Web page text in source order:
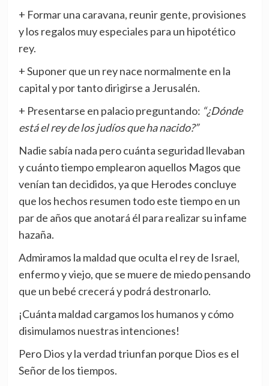
+ Formar una caravana, reunir gente, provisiones
y los regalos muy especiales para un hipotético
rey.
+ Suponer que un rey nace normalmente en la
capital y por tanto dirigirse a Jerusalén.
+ Presentarse en palacio preguntando: “¿Dónde
está el rey de los judíos que ha nacido?”
Nadie sabía nada pero cuánta seguridad llevaban
y cuánto tiempo emplearon aquellos Magos que
venían tan decididos, ya que Herodes concluye
que los hechos resumen todo este tiempo en un
par de años que anotará él para realizar su infame
hazaña.
Admiramos la maldad que oculta el rey de Israel,
enfermo y viejo, que se muere de miedo pensando
que un bebé crecerá y podrá destronarlo.
¡Cuánta maldad cargamos los humanos y cómo
disimulamos nuestras intenciones!
Pero Dios y la verdad triunfan porque Dios es el
Señor de los tiempos.